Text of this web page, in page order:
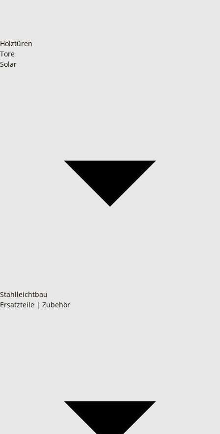
Holztüren
Tore
Solar
Stahlleichtbau
Ersatzteile | Zubehör